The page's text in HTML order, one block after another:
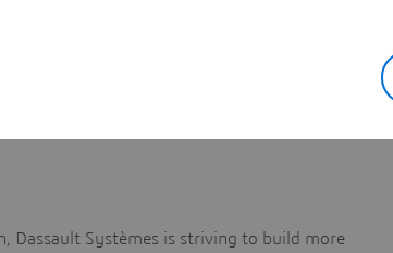
、技術、マーケティングの側面）
および英語の契約実務、契約交渉の経験があれ
Dassault Systèmes is striving to build more